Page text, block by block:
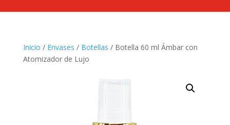
Inicio / Envases / Botellas / Botella 60 ml Ámbar con
Atomizador de Lujo